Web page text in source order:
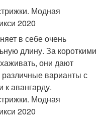
в себе очень
длину. За короткими
они дают
варианты с
к авангарду.